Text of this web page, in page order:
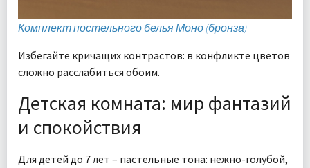
Комплект постельного белья Моно (бронза)
Избегайте кричащих контрастов: в конфликте цветов
сложно расслабиться обоим.
Детская комната: мир фантазий
и спокойствия
Для детей до 7 лет – пастельные тона: нежно-голубой,